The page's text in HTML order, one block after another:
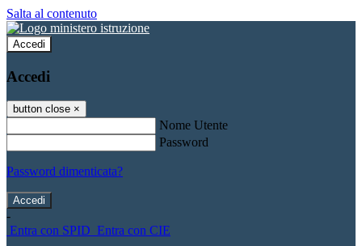
Salta al contenuto
Accedi
Accedi
button close ×
Nome Utente
Password
Password dimenticata?
-
Entra con SPID Entra con CIE